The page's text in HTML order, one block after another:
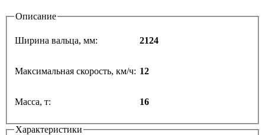
Описание
Ширина вальца, мм: 2124
Максимальная скорость, км/ч: 12
Масса, т: 16
Характеристики